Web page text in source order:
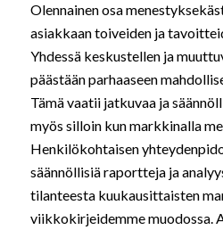
Olennainen osa
asiakkaan toiveiden ja
Yhdessä keskustellen ja
päästään parhaaseen
Tämä vaatii jatkuvaa ja
myös silloin kun markkinalla
Henkilökohtaisen
säännöllisiä raportteja ja
tilanteesta kuukausittaisten
viikkokirjeidemme muodossa.